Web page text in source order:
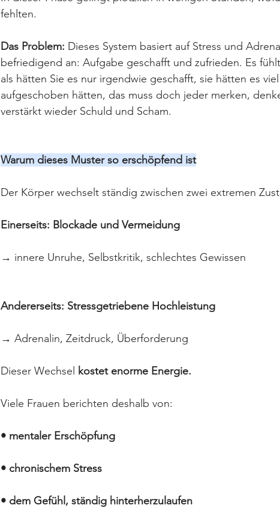
fehlten.
Das Problem: Dieses System basiert auf Stress und
befriedigend an: Aufgabe geschafft und zufrieden. Es
als hätten Sie es nur irgendwie geschafft, sie hätten es
aufgeschoben hätten, das muss doch jeder merken,
verstärkt wieder Schuld und Scham.
Warum dieses Muster so erschöpfend ist
Der Körper wechselt ständig zwischen zwei extremen
Einerseits: Blockade und Vermeidung
→ innere Unruhe, Selbstkritik, schlechtes Gewissen
Andererseits: Stressgetriebene Hochleistung
→ Adrenalin, Zeitdruck, Überforderung
Dieser Wechsel kostet enorme Energie.
Viele Frauen berichten deshalb von:
• mentaler Erschöpfung
• chronischem Stress
• dem Gefühl, ständig hinterherzulaufen